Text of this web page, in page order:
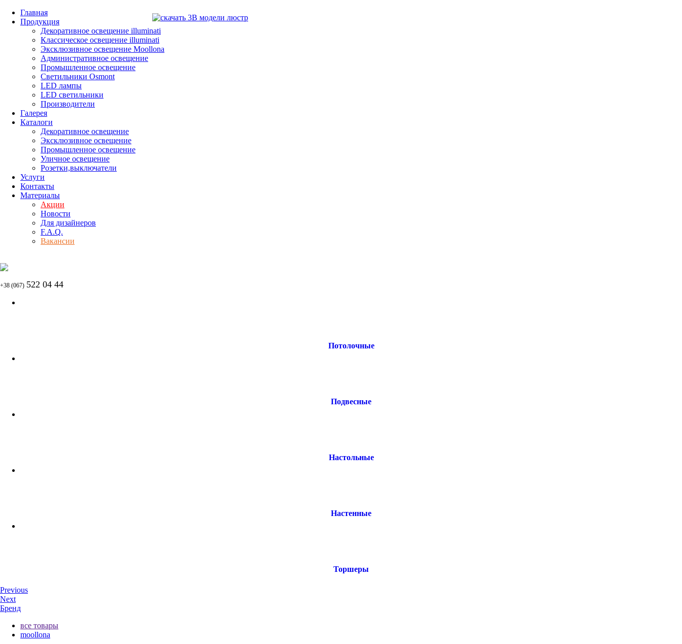
Главная
Продукция
Декоративное освещение illuminati
Классическое освещение illuminati
Эксклюзивное освещение Moollona
Административное освещение
Промышленное освещение
Светильники Osmont
LED лампы
LED светильники
Производители
Галерея
Каталоги
Декоративное освещение
Эксклюзивное освещение
Промышленное освещение
Уличное освещение
Розетки,выключатели
Услуги
Контакты
Материалы
Акции
Новости
Для дизайнеров
F.A.Q.
Вакансии
+38 (067) 522 04 44
Потолочные
Подвесные
Настольные
Настенные
Торшеры
Previous
Next
Бренд
все товары
moollona